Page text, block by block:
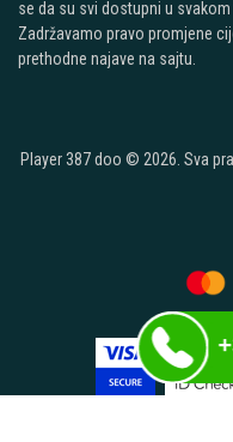
se da su svi dostupni u
Zadržavamo pravo promjene
prethodne najave na sajtu.
Player 387 doo © 2026. Sva